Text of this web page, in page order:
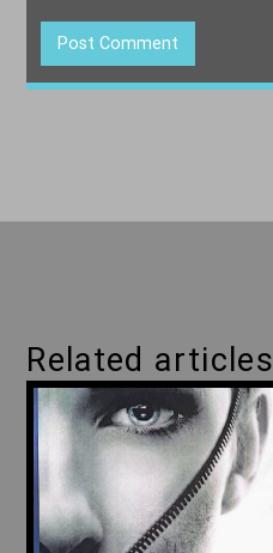
Related articles